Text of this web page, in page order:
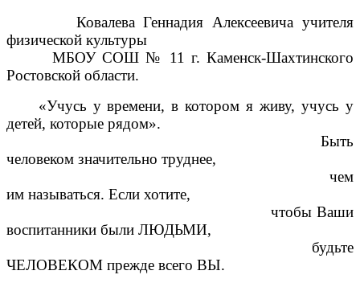
Ковалева Геннадия Алексеевича учителя
физической культуры
МБОУ СОШ № 11 г. Каменск-Шахтинского
Ростовской области.
«Учусь у времени, в котором я живу, учусь у
детей, которые рядом».
Быть
человеком значительно труднее,
чем
им называться. Если хотите,
чтобы Ваши
воспитанники были ЛЮДЬМИ,
будьте
ЧЕЛОВЕКОМ прежде всего ВЫ.